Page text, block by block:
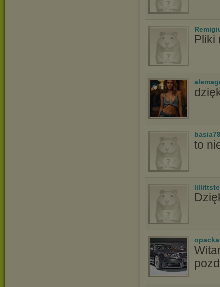
Pliki
to
opacka